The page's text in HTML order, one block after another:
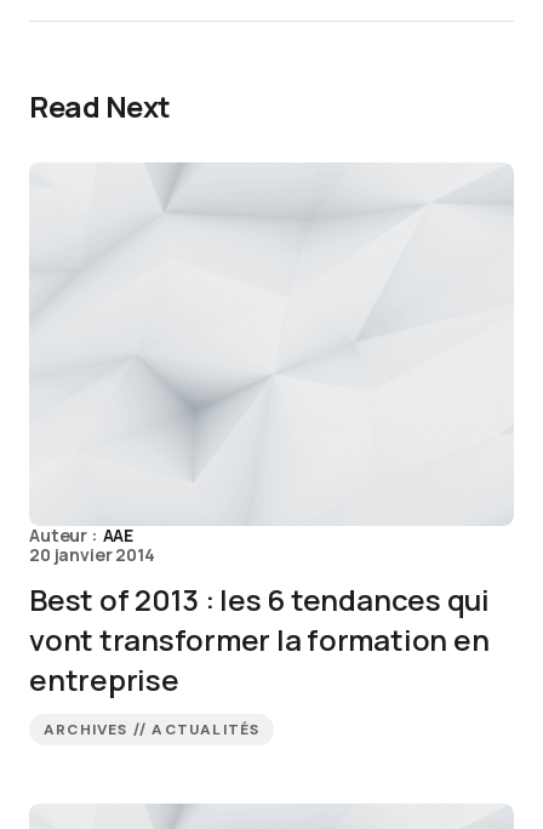
Read Next
Auteur : AAE
20 janvier 2014
Best of 2013 : les 6 tendances qui
vont transformer la formation en
entreprise
ARCHIVES // ACTUALITÉS